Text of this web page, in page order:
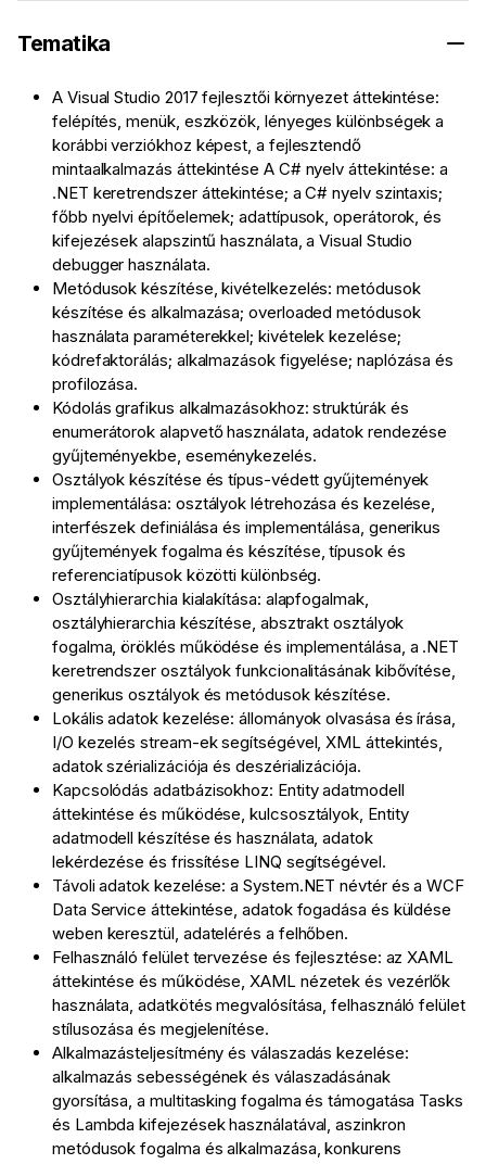
Tematika
A Visual Studio 2017 fejlesztői környezet áttekintése:
felépítés, menük, eszközök, lényeges különbségek a
korábbi verziókhoz képest, a fejlesztendő
mintaalkalmazás áttekintése A C# nyelv áttekintése: a
.NET keretrendszer áttekintése; a C# nyelv szintaxis;
főbb nyelvi építőelemek; adattípusok, operátorok, és
kifejezések alapszintű használata, a Visual Studio
debugger használata.
Metódusok készítése, kivételkezelés: metódusok
készítése és alkalmazása; overloaded metódusok
használata paraméterekkel; kivételek kezelése;
kódrefaktorálás; alkalmazások figyelése; naplózása és
profilozása.
Kódolás grafikus alkalmazásokhoz: struktúrák és
enumerátorok alapvető használata, adatok rendezése
gyűjteményekbe, eseménykezelés.
Osztályok készítése és típus-védett gyűjtemények
implementálása: osztályok létrehozása és kezelése,
interfészek definiálása és implementálása, generikus
gyűjtemények fogalma és készítése, típusok és
referenciatípusok közötti különbség.
Osztályhierarchia kialakítása: alapfogalmak,
osztályhierarchia készítése, absztrakt osztályok
fogalma, öröklés működése és implementálása, a .NET
keretrendszer osztályok funkcionalitásának kibővítése,
generikus osztályok és metódusok készítése.
Lokális adatok kezelése: állományok olvasása és írása,
I/O kezelés stream-ek segítségével, XML áttekintés,
adatok szérializációja és deszérializációja.
Kapcsolódás adatbázisokhoz: Entity adatmodell
áttekintése és működése, kulcsosztályok, Entity
adatmodell készítése és használata, adatok
lekérdezése és frissítése LINQ segítségével.
Távoli adatok kezelése: a System.NET névtér és a WCF
Data Service áttekintése, adatok fogadása és küldése
weben keresztül, adatelérés a felhőben.
Felhasználó felület tervezése és fejlesztése: az XAML
áttekintése és működése, XAML nézetek és vezérlők
használata, adatkötés megvalósítása, felhasználó felület
stílusozása és megjelenítése.
Alkalmazásteljesítmény és válaszadás kezelése:
alkalmazás sebességének és válaszadásának
gyorsítása, a multitasking fogalma és támogatása Tasks
és Lambda kifejezések használatával, aszinkron
metódusok fogalma és alkalmazása, konkurens